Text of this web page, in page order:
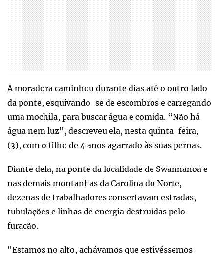
A moradora caminhou durante dias até o outro lado
da ponte, esquivando-se de escombros e carregando
uma mochila, para buscar água e comida. “Não há
água nem luz", descreveu ela, nesta quinta-feira,
(3), com o filho de 4 anos agarrado às suas pernas.
Diante dela, na ponte da localidade de Swannanoa e
nas demais montanhas da Carolina do Norte,
dezenas de trabalhadores consertavam estradas,
tubulações e linhas de energia destruídas pelo
furacão.
"Estamos no alto, achávamos que estivéssemos